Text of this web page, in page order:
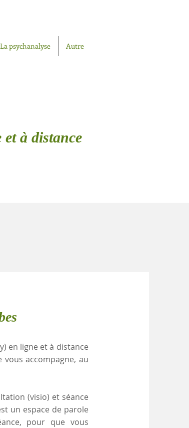
La psychanalyse Autre
à distance
en ligne et à distance
accompagne, au
(visio) et séance
un espace de parole
pour que vous